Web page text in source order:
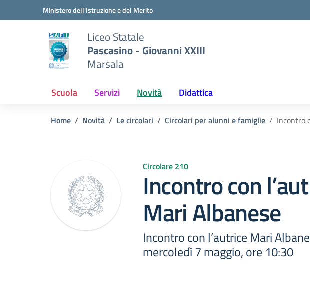
Vai ai contenuti
Vai al menu di navigazioneMinistero dell'Istruzione e del Merito
Liceo Statale
Pascasino - Giovanni XXIII
Marsala
Scuola Servizi Novità Didattica
Home Novità Le circolari Circolari per alunni e famiglie Incontro
Circolare 210
Incontro con
Mari Albanese
Incontro con l’autrice Mari
mercoledì 7 maggio, ore 10:30